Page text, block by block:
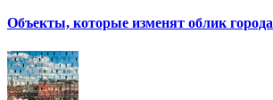
Объекты, которые изменят облик города